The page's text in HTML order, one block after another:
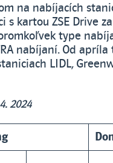
na nabíjacích
s kartou ZSE Drive
type
nabíjaní. Od
LIDL,
2024